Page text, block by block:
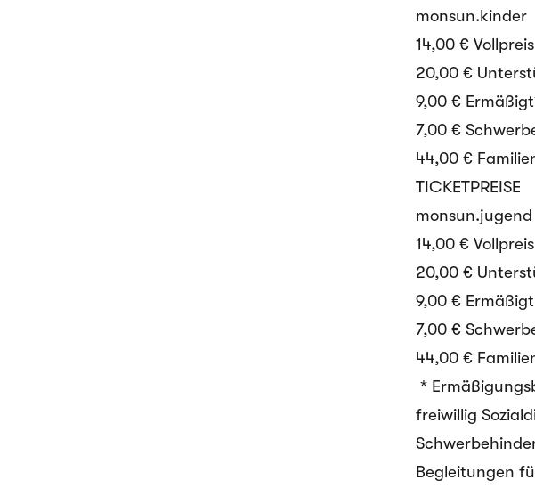
monsun.kinder
14,00 € Vollpreis
20,00 €
9,00 €
7,00 €
44,00 €
TICKETPREISE
monsun.jugend
14,00 € Vollpreis
20,00 €
9,00 €
7,00 €
44,00 €
*
freiwillig
Begleitungen